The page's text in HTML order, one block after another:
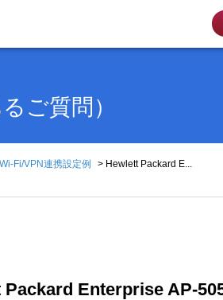
ご質問）
Wi-Fi/VPN連携設定例 > Hewlett Packard E...
Packard Enterprise AP-